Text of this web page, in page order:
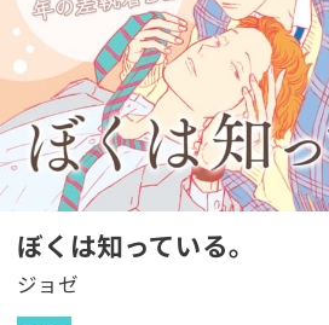
ぼくは知っている。
ジョゼ